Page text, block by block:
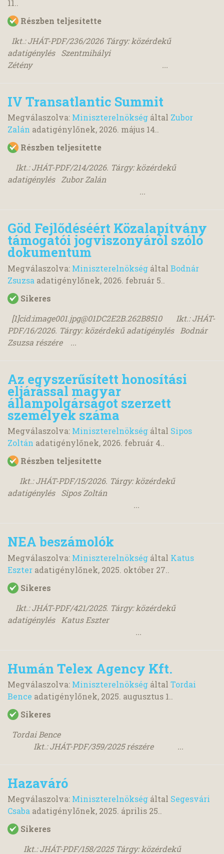
11..
Részben teljesítette
Ikt.: JHÁT-PDF/236/2026 Tárgy: közérdekű
adatigénylés Szentmihályi
Zétény ...
IV Transatlantic Summit
Megválaszolva: Miniszterelnökség által Zubor
Zalán adatigénylőnek, 2026. május 14..
Részben teljesítette
Ikt.: JHÁT-PDF/214/2026. Tárgy: közérdekű
adatigénylés Zubor Zalán
...
Göd Fejlődéséért Közalapítvány
támogatói jogviszonyáról szóló
dokumentum
Megválaszolva: Miniszterelnökség által Bodnár
Zsuzsa adatigénylőnek, 2026. február 5..
Sikeres
[1]cid:image001.jpg@01DC2E2B.262B8510Ikt.: JHÁT-
PDF/16/2026. Tárgy: közérdekű adatigénylés Bodnár
Zsuzsa részére ...
Az egyszerűsített honosítási
eljárással magyar
állampolgárságot szerzett
személyek száma
Megválaszolva: Miniszterelnökség által Sipos
Zoltán adatigénylőnek, 2026. február 4..
Részben teljesítette
Ikt.: JHÁT-PDF/15/2026. Tárgy: közérdekű
adatigénylés Sipos Zoltán
...
NEA beszámolók
Megválaszolva: Miniszterelnökség által Katus
Eszter adatigénylőnek, 2025. október 27..
Sikeres
Ikt.: JHÁT-PDF/421/2025. Tárgy: közérdekű
adatigénylés Katus Eszter
...
Humán Telex Agency Kft.
Megválaszolva: Miniszterelnökség által Tordai
Bence adatigénylőnek, 2025. augusztus 1..
Sikeres
Tordai Bence
Ikt.: JHÁT-PDF/359/2025 részére ...
Hazaváró
Megválaszolva: Miniszterelnökség által Segesvári
Csaba adatigénylőnek, 2025. április 25..
Sikeres
Ikt.: JHÁT-PDF/158/2025 Tárgy: közérdekű